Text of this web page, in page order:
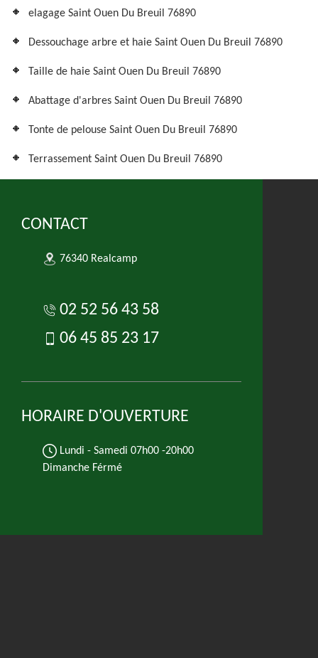
elagage Saint Ouen Du Breuil 76890
Dessouchage arbre et haie Saint Ouen Du Breuil 76890
Taille de haie Saint Ouen Du Breuil 76890
Abattage d'arbres Saint Ouen Du Breuil 76890
Tonte de pelouse Saint Ouen Du Breuil 76890
Terrassement Saint Ouen Du Breuil 76890
CONTACT
76340 Realcamp
02 52 56 43 58
06 45 85 23 17
HORAIRE D'OUVERTURE
Lundi - Samedi 07h00 -20h00
Dimanche Férmé